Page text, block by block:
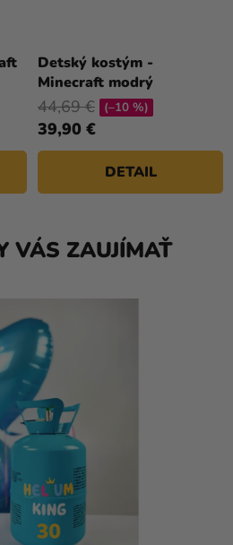
Detský kostým -
Minecraft modrý
39,90 €
44,69 € (–10 %)
DETAIL
VÁS ZAUJÍMAŤ